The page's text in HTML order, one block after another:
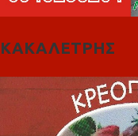
ΚΑΚΑΛΕΤΡΗΣ